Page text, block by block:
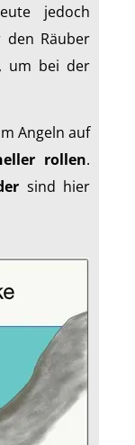
jedoch
den Räuber
um bei der
Angeln auf
rollen.
sind hier